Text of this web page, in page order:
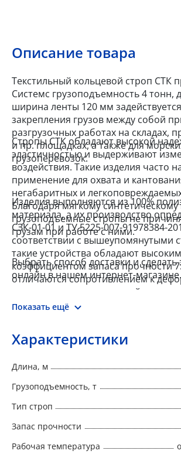
Описание товара
Текстильный кольцевой строп СТК
Системс грузоподъемность 4 тонн,
ширина ленты 120 мм
закрепления грузов между собой
разгрузочных работах на складах,
и пр. площадках, а также для
грузоперевозок.
Стропы СТК обладают высокой
эластичностью и выдерживают
воздействия. Такие изделия часто
применение для охвата и
негабаритных и
Благодаря мягкому
грузоподъемные стропы не
грузам при работе с ними.
Изделия выполняются из 100%
материала, а их производство
СЗК-01-01 и ТУ 5225-007-91978384-
соответствии с вышеупомянутыми
такие устройства обладают высоким
коэффициентом запаса прочности
отличаются сопротивлением к
растяжению и повышенной
стропы сопровождаются
Выбрать способ доставки и
онлайн в нашем интернет-магазине.
Показать ещё
Характеристики
Длина, м
Грузоподъемность, т
Тип строп
Запас прочности
Рабочая температура